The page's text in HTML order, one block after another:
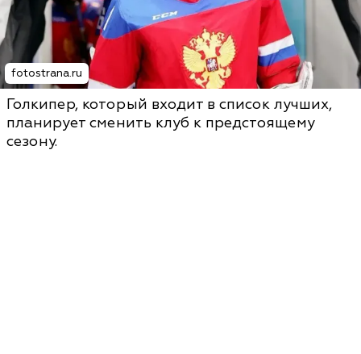
fotostrana.ru
Голкипер, который входит в список лучших,
планирует сменить клуб к предстоящему
сезону.